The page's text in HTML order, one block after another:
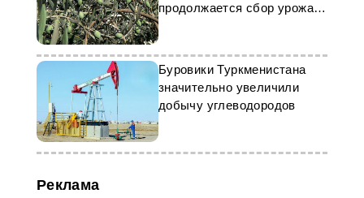
продолжается сбор урожая
оливок
Буровики Туркменистана
значительно увеличили
добычу углеводородов
Реклама